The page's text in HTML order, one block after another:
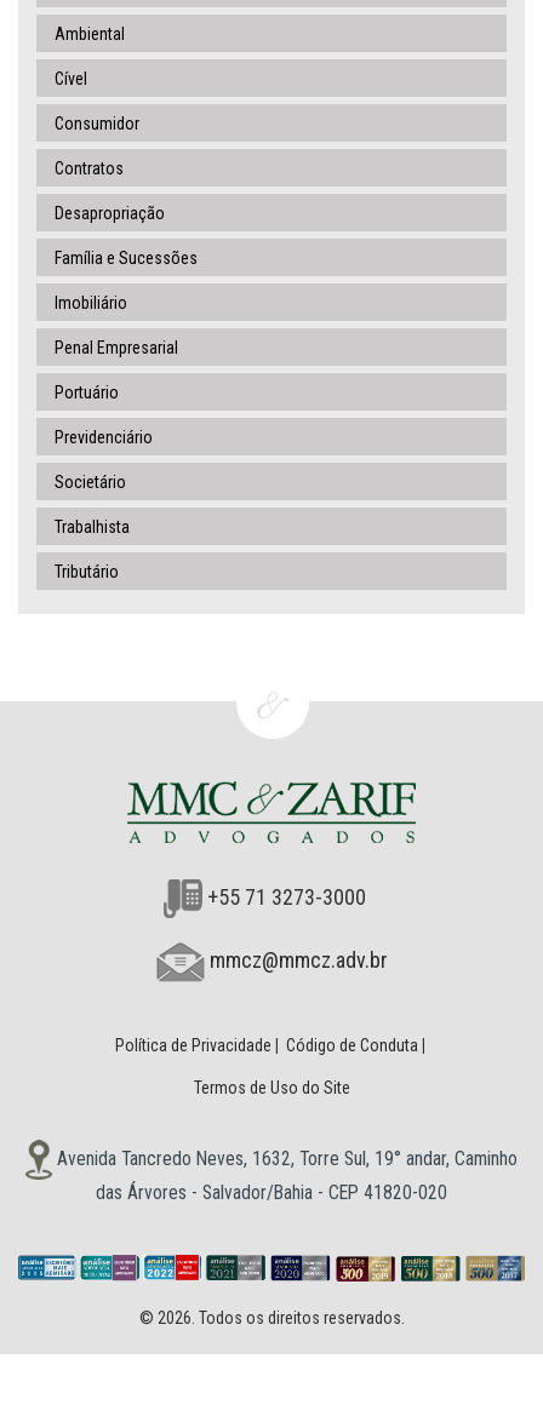
Ambiental
Cível
Consumidor
Contratos
Desapropriação
Família e Sucessões
Imobiliário
Penal Empresarial
Portuário
Previdenciário
Societário
Trabalhista
Tributário
+55 71 3273-3000
mmcz@mmcz.adv.br
Política de Privacidade Código de Conduta
Termos de Uso do Site
Avenida Tancredo Neves, 1632, Torre Sul, 19° andar, Caminho
das Árvores - Salvador/Bahia - CEP 41820-020
© 2026. Todos os direitos reservados.